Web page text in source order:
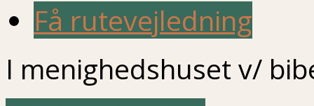
Få rutevejledning
I menighedshuset v/